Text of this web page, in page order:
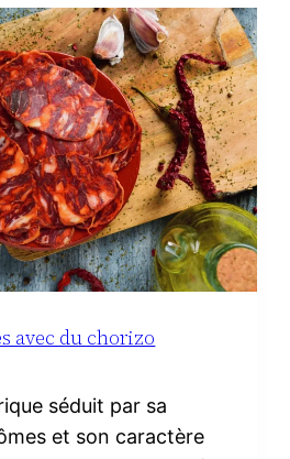
avec du chorizo
séduit par sa
et son caractère